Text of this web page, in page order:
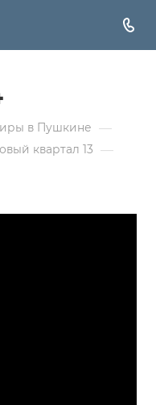
в Пушкине —
квартал 13 —